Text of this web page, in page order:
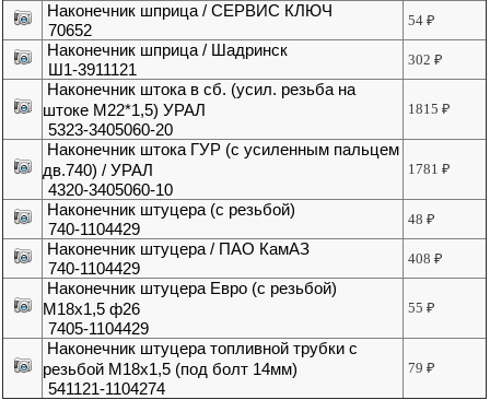
Наконечник шприца / СЕРВИС КЛЮЧ
70652
54₽
Наконечник шприца / Шадринск
Ш1-3911121
302₽
Наконечник штока в сб. (усил. резьба на
штоке М22*1,5) УРАЛ
5323-3405060-20
1815₽
Наконечник штока ГУР (с усиленным пальцем
дв.740) / УРАЛ
4320-3405060-10
1781₽
Наконечник штуцера (с резьбой)
740-1104429
48₽
Наконечник штуцера / ПАО КамАЗ
740-1104429
408₽
Наконечник штуцера Евро (с резьбой)
М18х1,5 ф26
7405-1104429
55₽
Наконечник штуцера топливной трубки с
резьбой М18х1,5 (под болт 14мм)
541121-1104274
79₽